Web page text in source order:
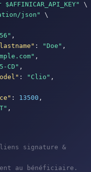
\
json"
\
,
: "Doe" ,
,
CD" ,
: "Clio" ,
: 13500 ,
,
signature &
au bénéficiaire.